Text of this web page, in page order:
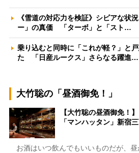
《雪道の対応力を検証》シビアな状
ー」の真価 「ターボ」と「スト…
乗り込むと同時に「これが軽？」と
た 「日産ルークス」さらなる躍進…
大竹聡の「昼酒御免！」
【大竹聡の昼酒御免！
「マンハッタン」新宿
お酒はいつ飲んでもいいものだが、